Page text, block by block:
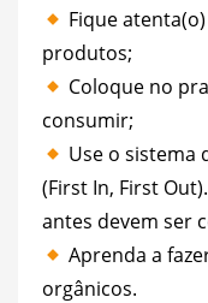
Fique
produtos;
Coloque no
consumir;
Use o sistema
(First In, First
antes devem ser
Aprenda a
orgânicos.